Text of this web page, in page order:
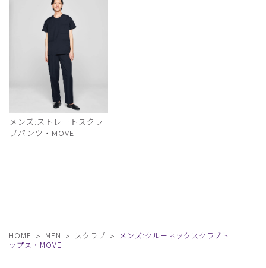
メンズ:ストレートスクラ
ブパンツ・MOVE
HOME MEN スクラブ
メンズ:クルーネックスクラブト
ップス・MOVE